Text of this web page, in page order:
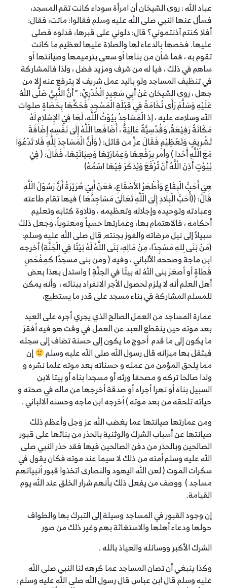
عباد الله : روى الشيخان أن امرأة سوداء كانت تقم المسجد،
فسأل عنها النبي صلى الله عليه وسلم فقالوا: ماتت، فقال:
أفلا كنتم آذنتموني؟ قال: دلوني على قبرها، فدلوه فصلى
عليها. فخصها بالدعاء لها والصلاة عليها لعظيم ما كانت
تقوم به ، فما شأن من بناها أو سعى بترميمها وصيانتها أو
ساهم في ذلك ، فيا له من شرف ومزيد فضل ، ولذا فالمشاركة
في تنظيف المساجد ولو باليد عمل شريف لا يترفع عنه إلا من
جهل ، روى الشيخان عَنْ أَبِي سَعِيدٍ الْخُدْرِيِّ: ” أَنَّ النَّبِيَّ صَلَّى اللهُ
عَلَيْهِ وَسَلَّمَ رَأَى نُخَامَةً فِي قِبْلَةِ الْمَسْجِدِ فَحَكَّهَا بِحَصَاةٍ صلوات
الله وسلامه عليه ، إذ الْمَسَاجِدُ بِيُوْتُ الْلَّهِ، لَهَا فِيْ الإِسْلامِ لَهُ
مَكَانَةً رَفِيْعَةٌ, وَقُدُسِيَّةٌ عَالِيَةٌ ، أَضَافَها الْلَّهُ إِلَىَ نَفْسِهِ إِضَافَةَ
تَشْرِيفٍ وَتَعْظِيْمِ فَقَالَ عزَّ من قائل: ( وَأَنََّ الْمَسَاجِدَ لِلَّهِ فَلا تَدْعُوَا
مَعَ الْلَّهِ أَحَدا ) وأمر بِرَفْعِهَا وَعِمَارَتِهَا وَصِيَانَتِهَا، فَقَالَ: ( فِيْ
بُيُوْتٍ أَذِنَ الْلَّهُ أَنْ تُرْفَعَ وَيُذكَرَ فِيْهَا اسْمُهُ)
هِيَ أَحَبُّ الْبِقَاعِ وَأَطْهَرُ الأَصْقَاعِ، فعَنْ أَبِيْ هُرَيْرَةََ أَنََّ رَسُوْلَ الْلَّهِ
قَالَ: ((أُحَبُّ الْبِلادِ إِلَىَ الْلَّهِ تَعَالَىْ مَسَاجِدُهَا ) فيها تقام طاعته
وعبادته وتوحيده وإجلاله وتعظيمه ، وتلاوة كتابه وتعليم
أحكامه ، فالاهتمام بها، وعمارتها حسياً ومعنوياً، وجعل ذلك
سبيلاً إلى نيل مرضاته والفوز بجنته, قال صلى الله عليه وسلم:
(مَنْ بَنَى ِللهِ مَسْجِدًا، مِنْ مَالِهِ، بَنَى اللَّهُ لَهُ بَيْتًا فِي الْجَنَّةِ) أخرجه
ابن ماجة وصححه الألباني ، وفيه ( ومن بنى مسجدًا كمِفْحَصِ
قَطَاةٍ أو أصغرَ بنى اللهُ له بيتًا في الجنَّةِ ) واستدل بهذا بعض
أهل العلم أنه لا يلزم لحصول الأجر الانفراد ببنائه ، وأنه يمكن
للمسلم المشاركة في بناء مسجد على قدر ما يستطيع،
عمارة المساجد من العمل الصالح الذي يجري أجره على العبد
بعد موته حين ينقطع العبد عن العمل في وقت هو فيه أفقرَ
ما يكون إلى ما قدم أحوج ما يكون إلى حسنة تضاف إلى سجله
فيثقل بها ميزانه قال رسول الله صلى الله عليه وسلم
إن
مما يلحق المؤمن من عمله و حسناته بعد موته علما نشره و
ولدا صالحا تركه و مصحفا ورثه أو مسجدا بناه أو بيتا لابن
السبيل بناه أو نهرا أجراه أو صدقة أخرجها من ماله في صحته و
حياته تلحقه من بعد موته ) أخرجه ابن ماجه وحسنه الالباني .
ومن عمارتها صيانتها عما يغضب الله عز وجل وأعظم ذلك
صيانتها عن أسباب الشرك والوثنية بالحذر من بنائها على قبور
الصالحين وبالحذر من دفن الصالحين فيها فقد حذر النبي صلى
الله عليه وسلم أمته من ذلك لا سيما عند موته فكان يقول في
سكرات الموت ( لعن الله اليهود والنصارى اتخذوا قبور أنبيائهم
مساجد ) ووصف من يفعل ذلك بأنهم شرار الخلق عند الله يوم
القيامة.
إن وجود القبور في المساجد وسيلة إلى التبرك بها والطواف
حولها ودعاء أهلها والاستغاثة بهم وغير ذلك من صور
الشرك الأكبر ووسائله والعياذ بالله .
وكذا ينبغي أن تصان المساجد عما كرهه لنا النبي صلى الله
عليه وسلم قال ابن عباس قال رسول الله صلى الله عليه وسلم :